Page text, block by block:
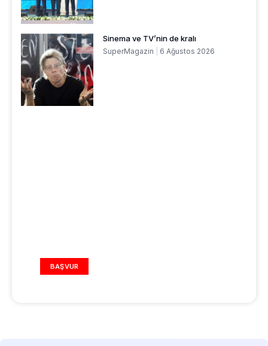
Sinema ve TV’nin de kralı
SuperMagazin 6 Ağustos 2026
BAŞVUR